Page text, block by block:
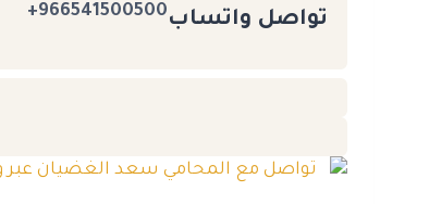
تواصل واتساب966541500500+